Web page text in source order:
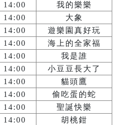
14:00
我的樂樂
14:00
大象
14:00
遊樂園真好玩
14:00
海上的全家福
14:00
我是誰
14:00
小豆豆長大了
14:00
貓頭鷹
14:00
偷吃蛋的蛇
14:00
聖誕快樂
14:00
胡桃鉗